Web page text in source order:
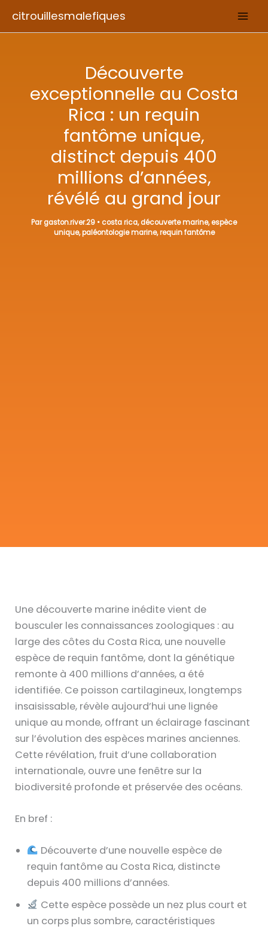
citrouillesmalefiques
Découverte
exceptionnelle au Costa
Rica : un requin
fantôme unique,
distinct depuis 400
millions d’années,
révélé au grand jour
Pargaston.river.29 •costa rica,découverte marine,espèce
unique,paléontologie marine,requin fantôme
Une découverte marine inédite vient de
bousculer les connaissances zoologiques : au
large des côtes du Costa Rica, une nouvelle
espèce de requin fantôme, dont la génétique
remonte à 400 millions d’années, a été
identifiée. Ce poisson cartilagineux, longtemps
insaisissable, révèle aujourd’hui une lignée
unique au monde, offrant un éclairage fascinant
sur l’évolution des espèces marines anciennes.
Cette révélation, fruit d’une collaboration
internationale, ouvre une fenêtre sur la
biodiversité profonde et préservée des océans.
En bref :
Découverte d’une nouvelle espèce de
requin fantôme au Costa Rica, distincte
depuis 400 millions d’années.
Cette espèce possède un nez plus court et
un corps plus sombre, caractéristiques